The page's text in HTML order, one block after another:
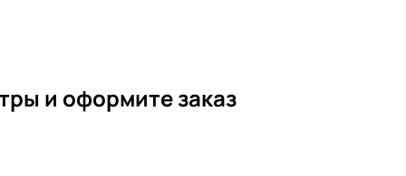
и оформите заказ